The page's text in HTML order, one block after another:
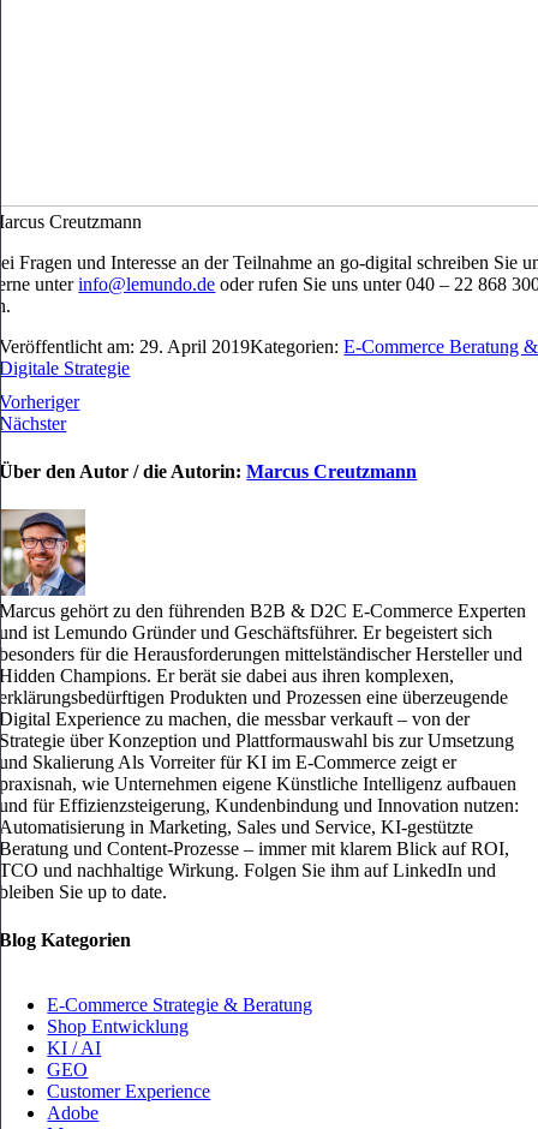
Creutzmann
Fragen und Interesse an der Teilnahme an go-digital schreiben Sie
unterinfo@lemundo.de oder rufen Sie uns unter 040 – 22 868
Veröffentlicht am: 29. April 2019Kategorien:E-Commerce Beratung &
Digitale Strategie
Vorheriger
Nächster
Über den Autor / die Autorin:Marcus Creutzmann
Marcus gehört zu den führenden B2B & D2C E-Commerce Experten
und ist Lemundo Gründer und Geschäftsführer. Er begeistert sich
besonders für die Herausforderungen mittelständischer Hersteller und
Hidden Champions. Er berät sie dabei aus ihren komplexen,
erklärungsbedürftigen Produkten und Prozessen eine überzeugende
Digital Experience zu machen, die messbar verkauft – von der
Strategie über Konzeption und Plattformauswahl bis zur Umsetzung
und Skalierung Als Vorreiter für KI im E-Commerce zeigt er
praxisnah, wie Unternehmen eigene Künstliche Intelligenz aufbauen
und für Effizienzsteigerung, Kundenbindung und Innovation nutzen:
Automatisierung in Marketing, Sales und Service, KI-gestützte
Beratung und Content-Prozesse – immer mit klarem Blick auf ROI,
TCO und nachhaltige Wirkung. Folgen Sie ihm auf LinkedIn und
bleiben Sie up to date.
Blog Kategorien
E-Commerce Strategie & Beratung
Shop Entwicklung
KI / AI
GEO
Customer Experience
Adobe